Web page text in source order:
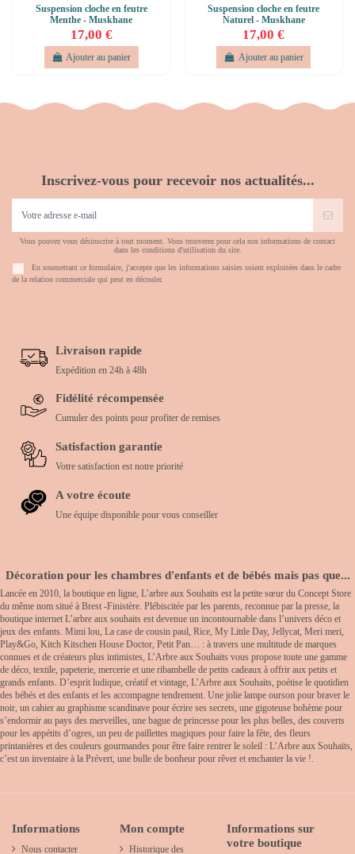
Suspension cloche en feutre
Menthe - Muskhane
17,00 €
Ajouter au panier
Suspension cloche en feutre
Naturel - Muskhane
17,00 €
Ajouter au panier
Inscrivez-vous pour recevoir nos actualités...
Vous pouvez vous désinscrire à tout moment. Vous trouverez pour cela nos informations de contact
dans les conditions d'utilisation du site.
En soumettant ce formulaire, j'accepte que les informations saisies soient exploitées dans le cadre
de la relation commerciale qui peut en découler.
Livraison rapide
Expédition en 24h à 48h
Fidélité récompensée
Cumuler des points pour profiter de remises
Satisfaction garantie
Votre satisfaction est notre priorité
A votre écoute
Une équipe disponible pour vous conseiller
Décoration pour les chambres d'enfants et de bébés mais pas que...
Lancée en 2010, la boutique en ligne, L’arbre aux Souhaits est la petite sœur du Concept Store
du même nom situé à Brest -Finistère. Plébiscitée par les parents, reconnue par la presse, la
boutique internet L’arbre aux souhaits est devenue un incontournable dans l’univers déco et
jeux des enfants. Mimi lou, La case de cousin paul, Rice, My Little Day, Jellycat, Meri meri,
Play&Go, Kitch Kitschen House Doctor, Petit Pan… : à travers une multitude de marques
connues et de créateurs plus intimistes, L’Arbre aux Souhaits vous propose toute une gamme
de déco, textile, papeterie, mercerie et une ribambelle de petits cadeaux à offrir aux petits et
grands enfants. D’esprit ludique, créatif et vintage, L’Arbre aux Souhaits, poétise le quotidien
des bébés et des enfants et les accompagne tendrement. Une jolie lampe ourson pour braver le
noir, un cahier au graphisme scandinave pour écrire ses secrets, une gigoteuse bohème pour
s’endormir au pays des merveilles, une bague de princesse pour les plus belles, des couverts
pour les appétits d’ogres, un peu de paillettes magiques pour faire la fête, des fleurs
printanières et des couleurs gourmandes pour être faire rentrer le soleil : L’Arbre aux Souhaits,
c’est un inventaire à la Prévert, une bulle de bonheur pour rêver et enchanter la vie !.
Informations
Nous contacter
Mon compte
Historique des
Informations sur
votre boutique